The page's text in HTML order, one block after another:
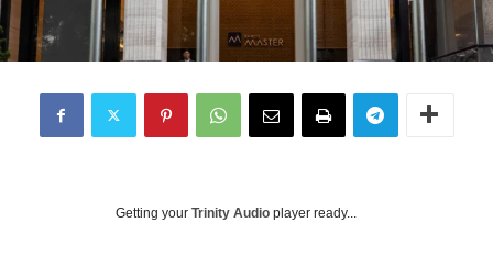
Getting your Trinity Audio player ready...